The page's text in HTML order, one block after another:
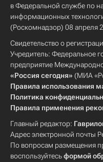
в Федеральной службе по
информационных
(Роскомнадзор) 08 апреля
Свидетельство о
Учредитель: Федеральное
предприятие
«Россия сегодня» (МИА
Правила использования
Политика
Правила применения
Главный редактор:
Адрес электронной почты
По вопросам размещения
воспользуйтесьформой